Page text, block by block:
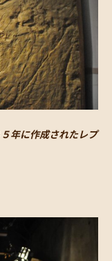
年に作成されたレプ